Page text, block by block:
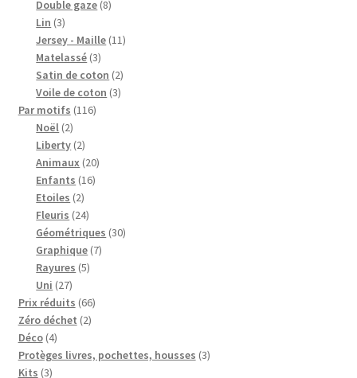
Blog
Qui suis je ?
CGV
Livraison
Mentions légales
produits
Double gaze 88
Lin 33
produits
Jersey - Maille 1111
Matelassé 33
produits
Satin de coton 22
produits
Voile de coton 33
Par motifs 116116
Noël 22
produits
Liberty 22
produits
Animaux 2020
Enfants 1616
Etoiles 22
produits
Fleuris 2424
produits
Géométriques 3030
Graphique 77
Rayures 55
Uni 2727
produits
Prix réduits 6666
Zéro déchet 22
Déco 44
produits
Protèges livres, pochettes, housses 33
Kits 33